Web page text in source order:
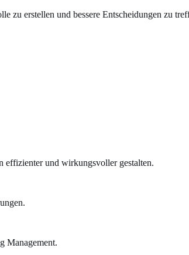
zu erstellen und bessere Entscheidungen zu
effizienter und wirkungsvoller gestalten.
Management.